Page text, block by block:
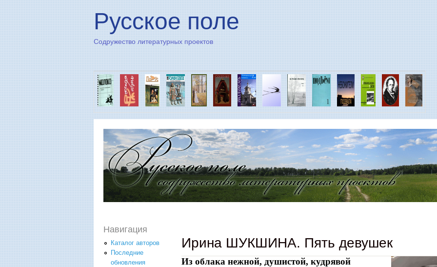
Русское поле
Содружество литературных проектов
Ирина ШУКШИНА. Пять девушек
Из облака нежной, душистой, кудрявой
Навигация
Каталог авторов
Последние
обновления